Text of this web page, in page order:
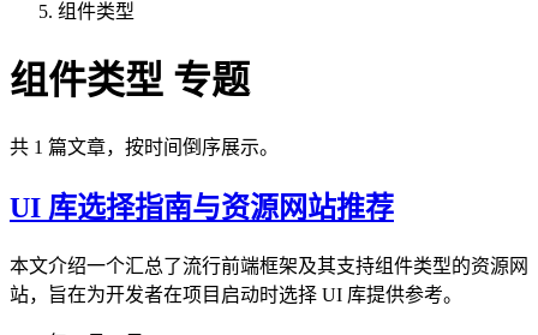
组件类型
组件类型 专题
共 1 篇文章，按时间倒序展示。
UI 库选择指南与资源网站推荐
本文介绍一个汇总了流行前端框架及其支持组件类型的资源网
站，旨在为开发者在项目启动时选择 UI 库提供参考。